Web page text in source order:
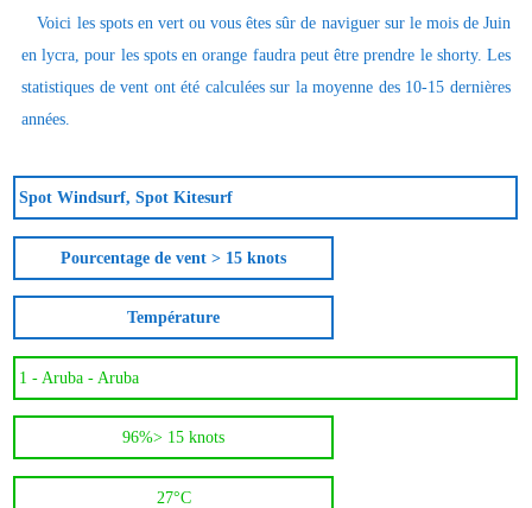
Voici les spots en vert ou vous êtes sûr de naviguer sur le mois de Juin
en lycra, pour les spots en orange faudra peut être prendre le shorty. Les
statistiques de vent ont été calculées sur la moyenne des 10-15 dernières
années.
Spot Windsurf, Spot Kitesurf
Pourcentage de vent > 15 knots
Température
1 - Aruba - Aruba
96%> 15 knots
27°C